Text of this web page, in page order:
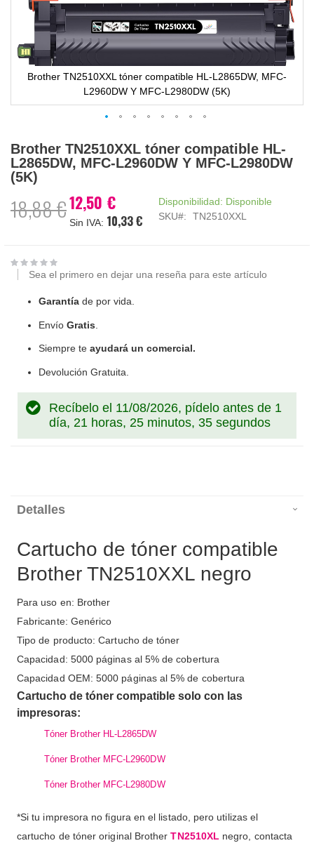
Brother TN2510XXL tóner compatible HL-L2865DW, MFC-
L2960DW Y MFC-L2980DW (5K)
al
comienzo
de
galería
Brother TN2510XXL tóner compatible HL-
L2865DW, MFC-L2960DW Y MFC-L2980DW
(5K)
18,88 €Precio
especial
12,50 €
10,33 €
Disponibilidad: Disponible
SKU
TN2510XXL
Sea el primero en dejar una reseña para este artículo
Garantía de por vida.
Envío Gratis
Siempre te ayudará un comercial.
Devolución Gratuita.
Recíbelo el 11/08/2026, pídelo antes de 1
día, 21 horas, 25 minutos, 34 segundos
Detalles
Cartucho de tóner compatible
Brother TN2510XXL negro
Para uso en: Brother
Fabricante: Genérico
Tipo de producto: Cartucho de tóner
Capacidad: 5000 páginas al 5% de cobertura
Capacidad OEM: 5000 páginas al 5% de cobertura
Cartucho de tóner compatible solo con las
impresoras:
Tóner Brother HL-L2865DW
Tóner Brother MFC-L2960DW
Tóner Brother MFC-L2980DW
*Si tu impresora no figura en el listado, pero utilizas el
cartucho de tóner original BrotherTN2510XL negro, contacta